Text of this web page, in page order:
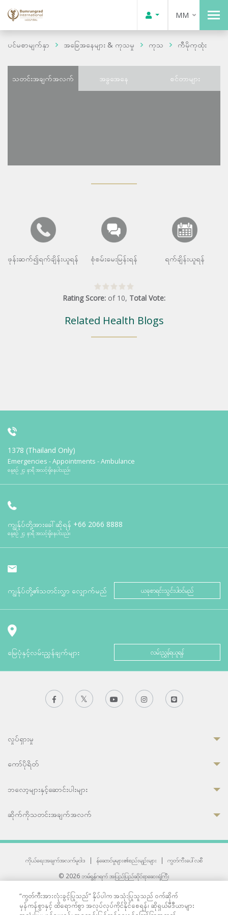
MM
ပင်မစာမျက်နှာ အခြေအနေများ & ကုသမှု ကုသ ကီမိုကုထုံး
သတင်းအချက်အလက် အခွအေနေ စင်တာများ
ဖုန်းဆက်၍ရက်ချိန်းယူရန် စုံစမ်းမေးမြန်းရန် ရက်ချိန်းယူရန်
Rating Score: of 10, Total Vote:
Related Health Blogs
1378 (Thailand Only)
Emergencies - Appointments - Ambulance
နေ့စဉ် ၂၄ နာရီ အသင့်ရှိနေပါသည်။
ကျွန်ုပ်တို့အားခေါ်ဆိုရန် +66 2066 8888
နေ့စဉ် ၂၄ နာရီ အသင့်ရှိနေပါသည်။
ကျွန်ုပ်တို့၏သတင်းလွှာ လျှောက်မည် ယခုစာရင်းသွင်းပါဝင်မည်
မြေပုံနှင့်လမ်းညွှန်ချက်များ လမ်းညွှန်ရယူရန်
လှုပ်ရှားမှု
ကော်ပိုရိတ်
ဘလော့များနှင့်ဆောင်းပါးများ
ဆိုက်ကိုသတင်းအချက်အလက်
ကိုယ်ရေးအချက်အလက်မူဝါဒ | န်ဆောင်မှုများ၏စည်းမျဉ်းများ |
ကွတ်ကီးပေါ်လစီ
© 2026 ဘမ်ရွန်ဂရက် အပြည်ပြည်ဆိုင်ရာဆေးရုံကြီး
33 Sukhumvit 3, Wattana, Bangkok 10110 Thailand.
All rights reserved.
“ကွတ်ကီးအားလုံးခွင့်ပြုသည်” နှိပ်ပါက အသုံးပြုသူသည် ဝက်ဆိုက်
မှန်ကန်စွာနှင့် ထိရောက်စွာ အလုပ်လုပ်ကိုင်နိုင်စေရန်၊ ဆိုရှယ်မီဒီယာများ